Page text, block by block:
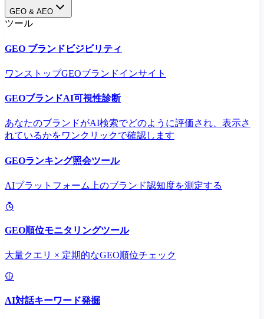
GEO & AEO
ツール
GEO ブランドビジビリティ
ワンストップGEOブランドインサイト
GEOブランドAI可視性診断
あなたのブランドがAI検索でどのように評価され、表示さ
れているかをワンクリックで確認します
GEOランキング照会ツール
AIプラットフォーム上のブランド認知度を測定する
GEO順位モニタリングツール
大量クエリ × 定期的なGEO順位チェック
AI対話キーワード発掘